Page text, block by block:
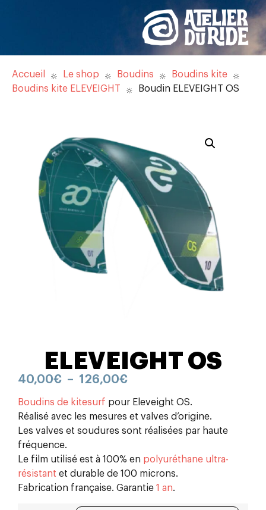
Accueil Le shop Boudins
Boudins kite
Boudins kite ELEVEIGHT
Boudin ELEVEIGHT OS
ELEVEIGHT OS
40,00€ – 126,00€
Boudins de kitesurf pour Eleveight OS.
Réalisé avec les mesures et valves d’origine.
Les valves et soudures sont réalisées par haute
fréquence.
Le film utilisé est à 100% en polyuréthane ultra-
résistant et durable de 100 microns.
Fabrication française. Garantie 1 an.